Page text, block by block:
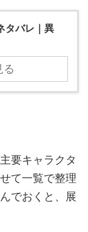
タバレ｜異
る
要キャラクタ
て一覧で整理
でおくと、展